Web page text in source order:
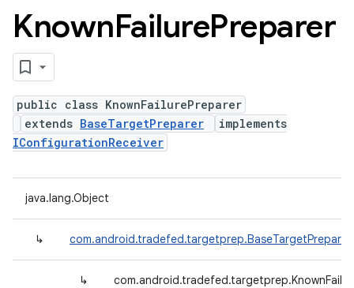
KnownFailurePreparer
public class KnownFailurePreparer
extends BaseTargetPreparer
implements
IConfigurationReceiver
java.lang.Object
↳ com.android.tradefed.targetprep.BaseTargetPreparer
↳